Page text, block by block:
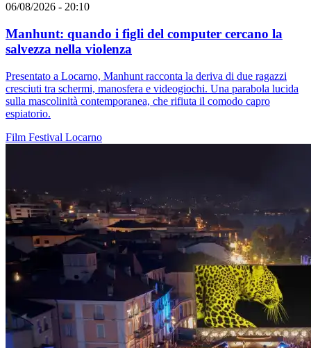
06/08/2026 - 20:10
Manhunt: quando i figli del computer cercano la
salvezza nella violenza
Presentato a Locarno, Manhunt racconta la deriva di due ragazzi
cresciuti tra schermi, manosfera e videogiochi. Una parabola lucida
sulla mascolinità contemporanea, che rifiuta il comodo capro
espiatorio.
Film Festival Locarno